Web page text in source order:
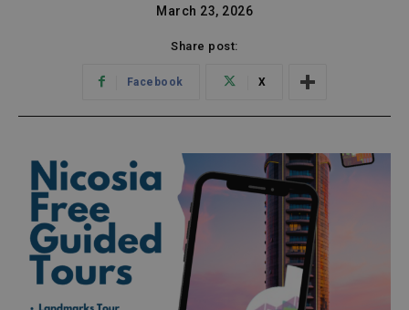
March 23, 2026
Share post:
Facebook X